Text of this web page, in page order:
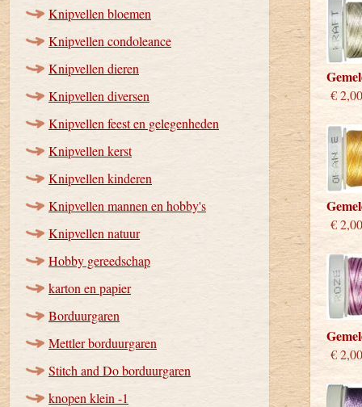
Knipvellen bloemen
Knipvellen condoleance
Knipvellen dieren
Knipvellen diversen
Knipvellen feest en gelegenheden
Knipvellen kerst
Knipvellen kinderen
Knipvellen mannen en hobby's
Knipvellen natuur
Hobby gereedschap
karton en papier
Borduurgaren
Mettler borduurgaren
Stitch and Do borduurgaren
knopen klein -1
€ 2,00
€ 2,00
€ 2,00